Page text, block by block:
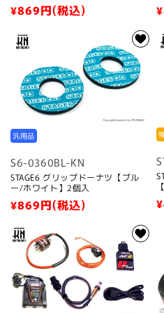
通
価
¥869円(税込)
汎用品
S6-0360BL-KN
STAGE6 グリップドーナツ【ブル
ー/ホワイト】2個入
通
価
¥869円(税込)